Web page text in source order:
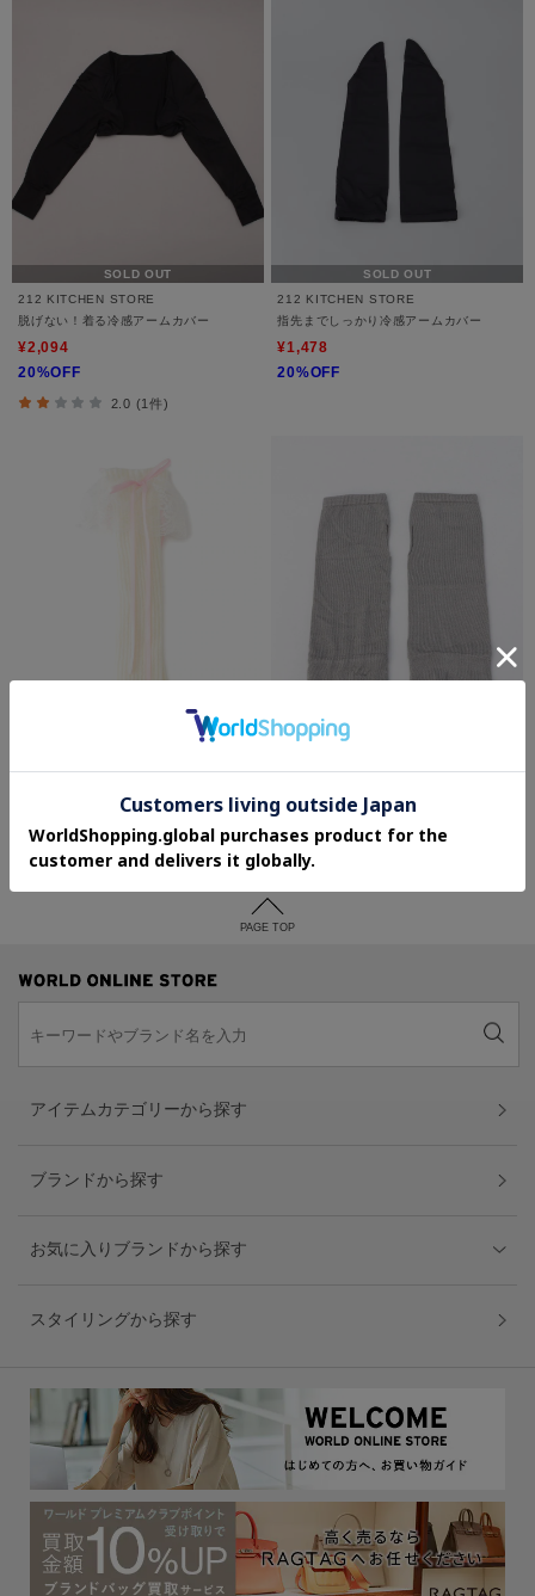
SOLD OUT
212 KITCHEN STORE
脱げない！着る冷感アームカバー
¥2,094
20%OFF
2.0 (1件)
SOLD OUT
212 KITCHEN STORE
指先までしっかり冷感アームカバー
¥1,478
20%OFF
バレエコアリボン付きレッグカバー
極暖シルク 薄手アームウォーマー 鉛色
¥2,904
20%OFF
PAGE TOP
アイテムカテゴリーから探す
ブランドから探す
お気に入りブランドから探す
スタイリングから探す